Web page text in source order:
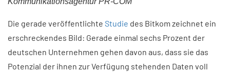
Die gerade veröffentlichte Studie des Bitkom zeichnet ein
erschreckendes Bild: Gerade einmal sechs Prozent der
deutschen Unternehmen gehen davon aus, dass sie das
Potenzial der ihnen zur Verfügung stehenden Daten voll